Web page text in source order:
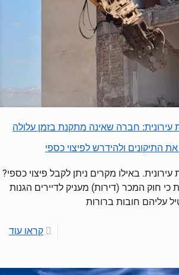
עירונית: חברה שאינה מתקנת בזמן עלולה
התיקונים ולהידרש לפיצוי כספי
עירונית. באילו מקרים ניתן לקבל פיצוי כספי?
חוק המכר (דירות) מעניק לדיירים הגנות
עליהם חובות ברורות
קראו עוד